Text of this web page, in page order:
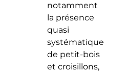
notamment
la présence
quasi
systématique
de petit-bois
et croisillons,